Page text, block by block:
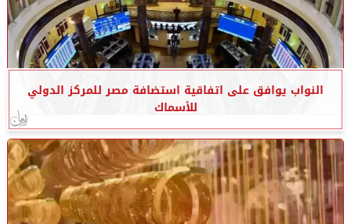
النواب يوافق على اتفاقية استضافة مصر للمركز الدولي
للأسماك